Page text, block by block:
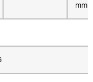
mm